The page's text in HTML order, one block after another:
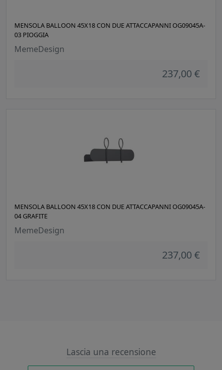
MENSOLA BALLOON 45X18 CON DUE ATTACCAPANNI OG09045A-
03 PIOGGIA
MemeDesign
237,00 €
MENSOLA BALLOON 45X18 CON DUE ATTACCAPANNI OG09045A-
04 GRAFITE
MemeDesign
237,00 €
Lascia una recensione